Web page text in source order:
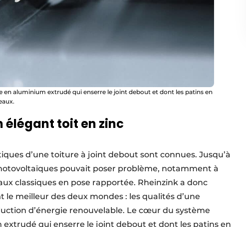
en aluminium extrudé qui enserre le joint debout et dont les patins en
élégant toit en zinc
d’une toiture à joint debout sont connues. Jusqu’à
pouvait poser problème, notamment à
classiques en pose rapportée. Rheinzink a donc
meilleur des deux mondes : les qualités d’une
d’énergie renouvelable. Le cœur du système
qui enserre le joint debout et dont les patins en